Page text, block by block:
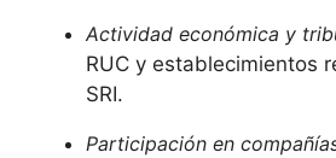
Actividad económica y
RUC y establecimientos
SRI.
Participación en